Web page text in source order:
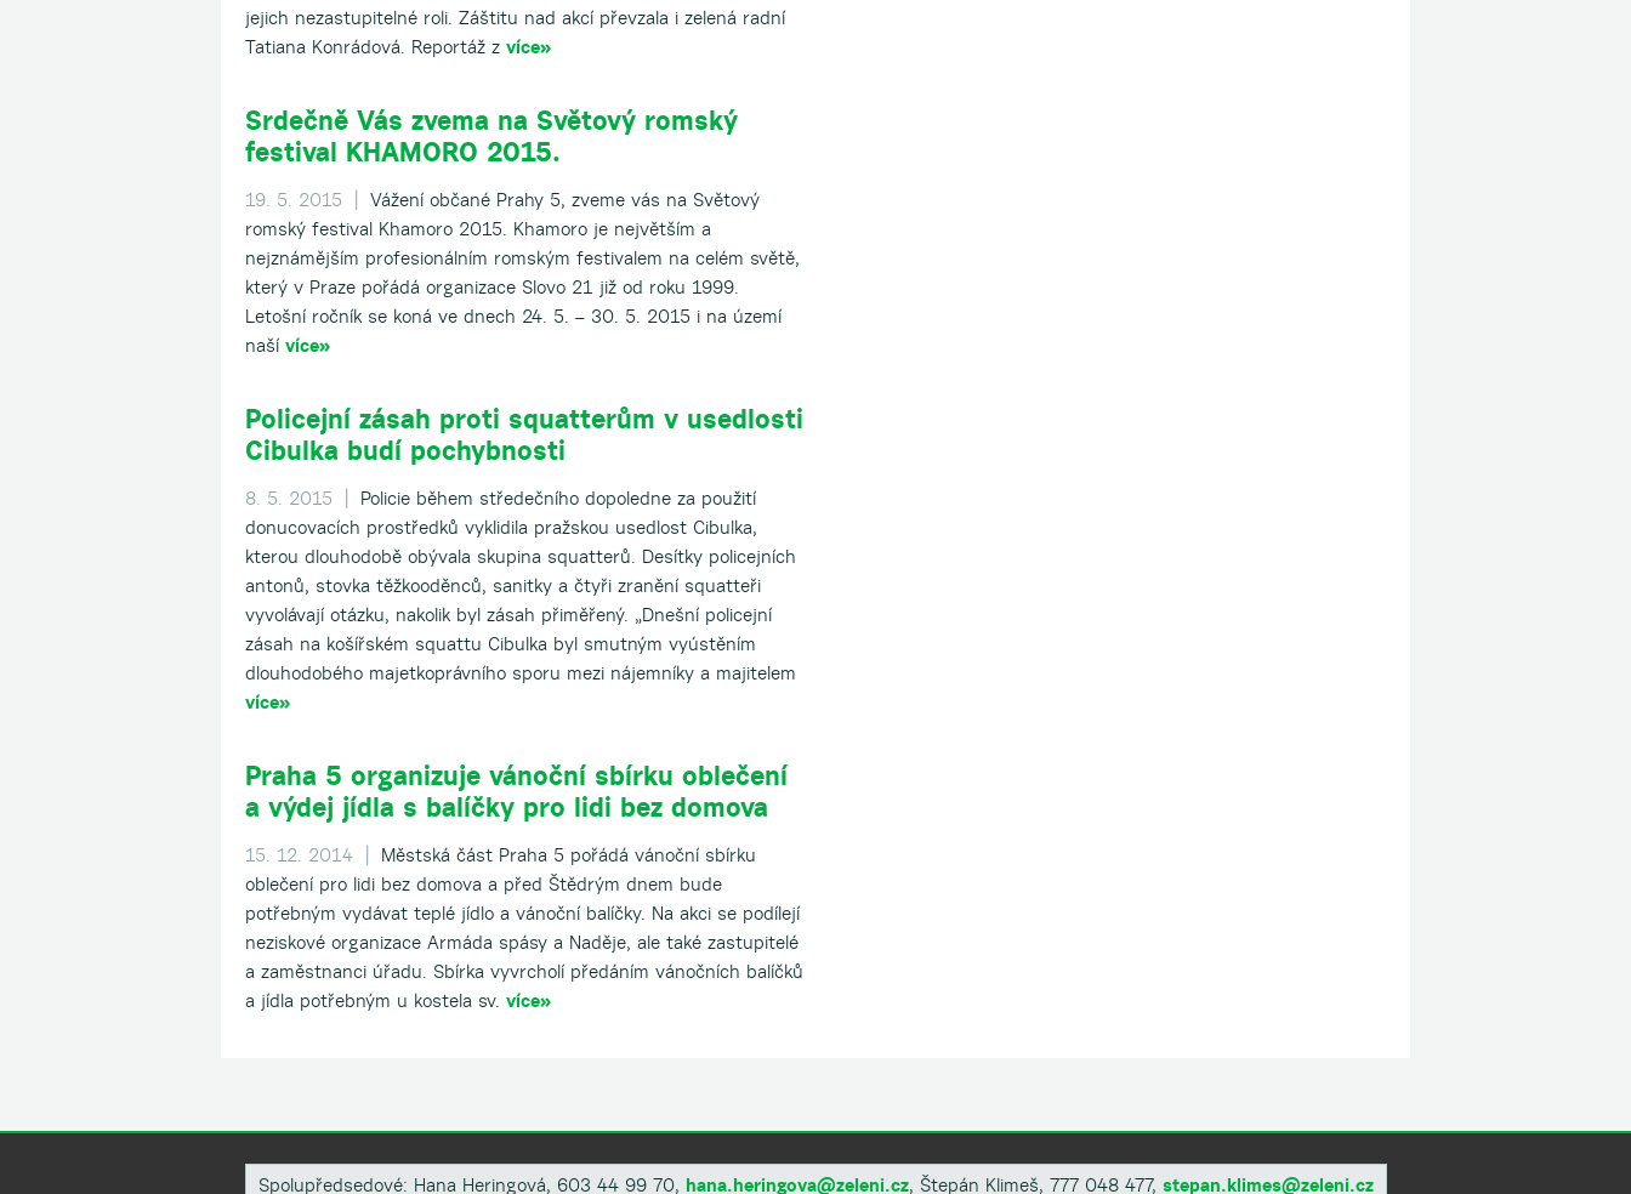
jejich nezastupitelné roli. Záštitu nad akcí převzala i zelená radní
Tatiana Konrádová. Reportáž z více»
Srdečně Vás zvema na Světový romský
festival KHAMORO 2015.
19. 5. 2015 |
Vážení občané Prahy 5, zveme vás na Světový
romský festival Khamoro 2015. Khamoro je největším a
nejznámějším profesionálním romským festivalem na celém světě,
který v Praze pořádá organizace Slovo 21 již od roku 1999.
Letošní ročník se koná ve dnech 24. 5. – 30. 5. 2015 i na území
naší více»
Policejní zásah proti squatterům v usedlosti
Cibulka budí pochybnosti
8. 5. 2015 |
Policie během středečního dopoledne za použití
donucovacích prostředků vyklidila pražskou usedlost Cibulka,
kterou dlouhodobě obývala skupina squatterů. Desítky policejních
antonů, stovka těžkooděnců, sanitky a čtyři zranění squatteři
vyvolávají otázku, nakolik byl zásah přiměřený. „Dnešní policejní
zásah na košířském squattu Cibulka byl smutným vyústěním
dlouhodobého majetkoprávního sporu mezi nájemníky a majitelem
více»
Praha 5 organizuje vánoční sbírku oblečení
a výdej jídla s balíčky pro lidi bez domova
15. 12. 2014 |
Městská část Praha 5 pořádá vánoční sbírku
oblečení pro lidi bez domova a před Štědrým dnem bude
potřebným vydávat teplé jídlo a vánoční balíčky. Na akci se podílejí
neziskové organizace Armáda spásy a Naděje, ale také zastupitelé
a zaměstnanci úřadu. Sbírka vyvrcholí předáním vánočních balíčků
a jídla potřebným u kostela sv. více»
Spolupředsedové: Hana Heringová, 603 44 99 70, hana.heringova@zeleni.cz, Štepán Klimeš, 777 048 477, stepan.klimes@zeleni.cz